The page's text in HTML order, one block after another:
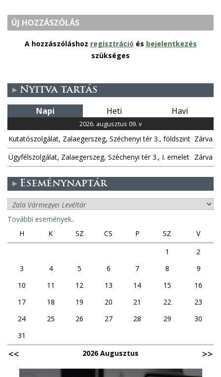
ÚJ HOZZÁSZÓLÁS
A hozzászóláshoz regisztráció és bejelentkezés
szükséges
Nyitva tartás
Napi Heti Havi
2026. augusztus 09. v
Kutatószolgálat, Zalaegerszeg, Széchenyi tér 3., földszint Zárva
Ügyfélszolgálat, Zalaegerszeg, Széchenyi tér 3., I. emelet Zárva
Eseménynaptár
További események..
H
K SZ CS P SZ
V
1
2
3
4 5 6 7 8
9
10
11 12 13 14 15
16
17
18 19 20 21 22
23
24
25 26 27 28 29
30
31
2026 Augusztus